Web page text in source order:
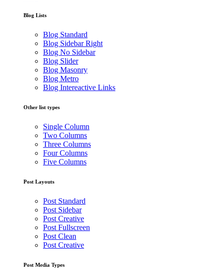
Blog Lists
Blog Standard
Blog Sidebar Right
Blog No Sidebar
Blog Slider
Blog Masonry
Blog Metro
Blog Intereactive Links
Other list types
Single Column
Two Columns
Three Columns
Four Columns
Five Columns
Post Layouts
Post Standard
Post Sidebar
Post Creative
Post Fullscreen
Post Clean
Post Creative
Post Media Types